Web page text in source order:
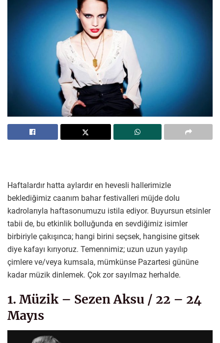
Haftalardır hatta aylardır en hevesli hallerimizle
beklediğimiz caanım bahar festivalleri müjde dolu
kadrolarıyla haftasonumuzu istila ediyor. Buyursun etsinler
tabii de, bu etkinlik bolluğunda en sevdiğimiz isimler
birbiriyle çakışınca; hangi birini seçsek, hangisine gitsek
diye kafayı kırıyoruz. Temennimiz; uzun uzun yayılıp
çimlere ve/veya kumsala, mümkünse Pazartesi gününe
kadar müzik dinlemek. Çok zor sayılmaz herhalde.
1. Müzik – Sezen Aksu / 22 – 24
Mayıs